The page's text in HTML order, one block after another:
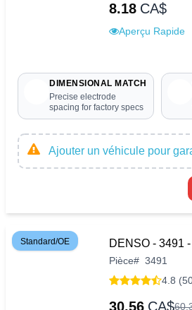
8.18 CA$
Aperçu Rapide
DIMENSIONAL MATCH
Precise electrode
spacing for factory specs
Ajouter un véhicule pour
Standard/OE DENSO - 3491
Pièce# 3491
4.8
30.56 CA$60.